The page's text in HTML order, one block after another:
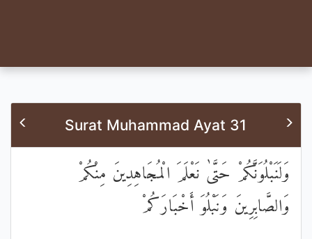
Surat Muhammad Ayat 31
وَلَنَبْلُوَنَّكُمْ حَتَّىٰ نَعْلَمَ الْمُجَاهِدِينَ مِنْكُمْ
وَالصَّابِرِينَ وَنَبْلُوَ أَخْبَارَكُمْ